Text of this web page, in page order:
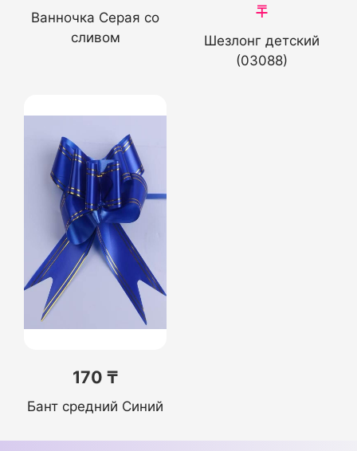
Ванночка Серая со
сливом
₸
Шезлонг детский
(03088)
170 ₸
Бант средний Синий